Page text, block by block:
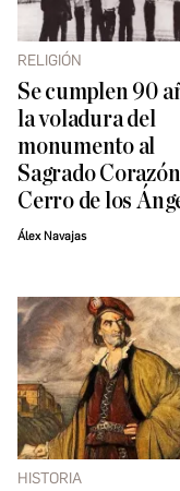
RELIGIÓN
Se cumplen 90
la voladura del
monumento al
Sagrado
Cerro de los
Álex Navajas
HISTORIA